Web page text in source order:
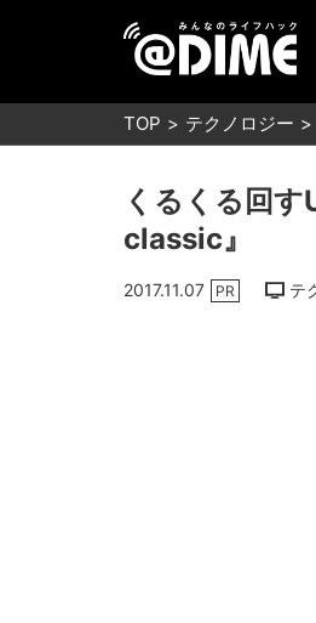
TOP テクノロジー
くるくる回
classic』
2017.11.07 PR テ